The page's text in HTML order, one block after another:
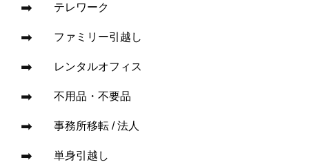
テレワーク
ファミリー引越し
レンタルオフィス
不用品・不要品
事務所移転 / 法人
単身引越し